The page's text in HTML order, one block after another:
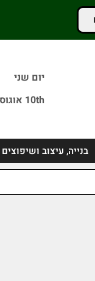
יום שני
10th אוגוסט 2026
בנייה, עיצוב ושיפוצים